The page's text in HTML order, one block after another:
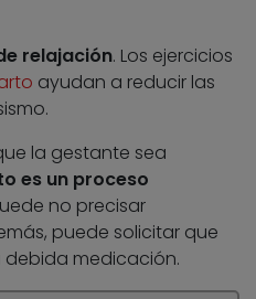
relajación. Los ejercicios
ayudan a reducir las
la gestante sea
es un proceso
no precisar
puede solicitar que
debida medicación.